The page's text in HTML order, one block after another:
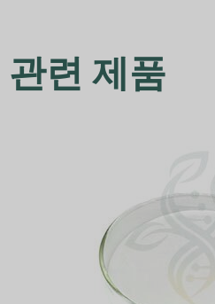
관련 제품